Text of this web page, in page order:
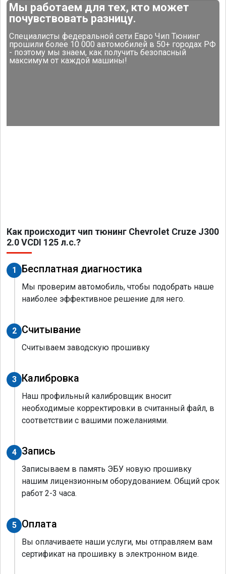
Мы работаем для тех, кто может
почувствовать разницу.
Специалисты федеральной сети Евро Чип Тюнинг
прошили более 10 000 автомобилей в 50+ городах РФ
- поэтому мы знаем, как получить безопасный
максимум от каждой машины!
Как происходит чип тюнинг Chevrolet Cruze J300
2.0 VCDI 125 л.с.?
1 Бесплатная диагностика
Мы проверим автомобиль, чтобы подобрать наше
наиболее эффективное решение для него.
2 Считывание
Считываем заводскую прошивку
3 Калибровка
Наш профильный калибровщик вносит
необходимые корректировки в считанный файл, в
соответствии с вашими пожеланиями.
4 Запись
Записываем в память ЭБУ новую прошивку
нашим лицензионным оборудованием. Общий срок
работ 2-3 часа.
5 Оплата
Вы оплачиваете наши услуги, мы отправляем вам
сертификат на прошивку в электронном виде.